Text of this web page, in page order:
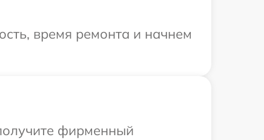
время ремонта и начнем
фирменный